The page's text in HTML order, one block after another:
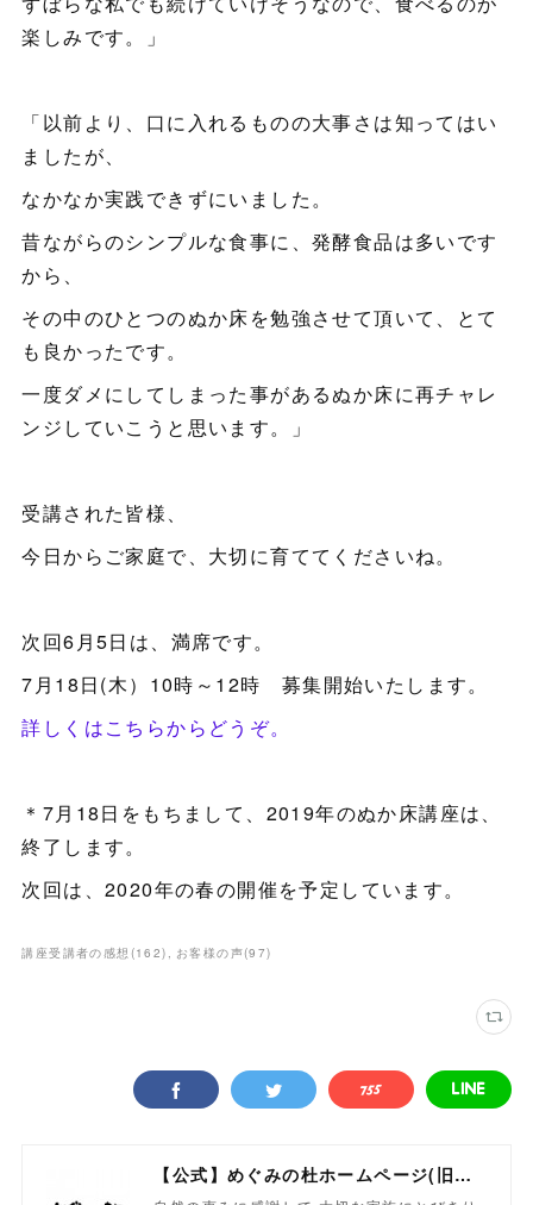
楽しみです。」
「以前より、口に入れるものの大事さは知ってはい
ましたが、
なかなか実践できずにいました。
昔ながらのシンプルな食事に、発酵食品は多いです
から、
その中のひとつのぬか床を勉強させて頂いて、とて
も良かったです。
一度ダメにしてしまった事があるぬか床に再チャレ
ンジしていこうと思います。」
受講された皆様、
今日からご家庭で、大切に育ててくださいね。
次回6月5日は、満席です。
7月18日(木）10時～12時 募集開始いたします。
詳しくはこちらからどうぞ。
＊7月18日をもちまして、2019年のぬか床講座は、
終了します。
次回は、2020年の春の開催を予定しています。
講座受講者の感想 (162) お客様の声(97)
【公式】めぐみの杜ホームページ(旧自然食工房）